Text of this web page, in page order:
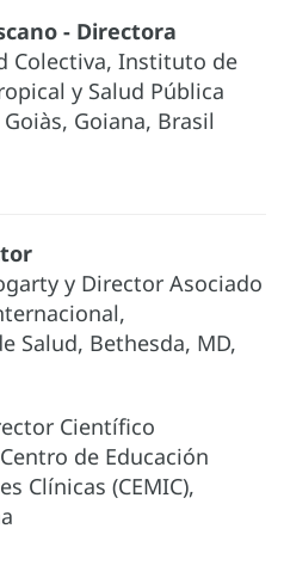
- Directora
Colectiva, Instituto de
y Salud Pública
Goiana, Brasil
y Director Asociado
Salud, Bethesda, MD,
Científico
de Educación
Clínicas (CEMIC),